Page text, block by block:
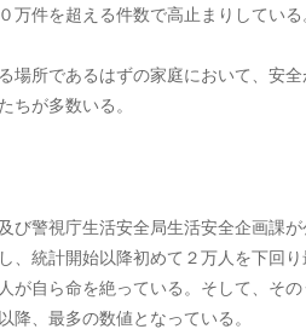
万件を超える件数で高止まりしている
所であるはずの家庭において、安
ちが多数いる。
警視庁生活安全局生活安全企画課
、統計開始以降初めて２万人を下回
が自ら命を絶っている。そして、そ
降、最多の数値となっている。